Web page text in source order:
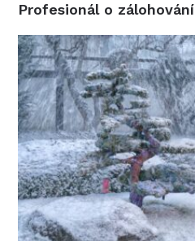
Profesionál o zálohování